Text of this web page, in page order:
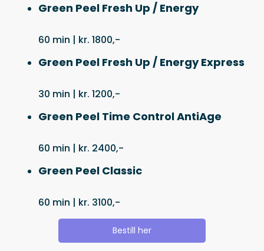
Green Peel Fresh Up / Energy
60 min | kr. 1800,-
Green Peel Fresh Up / Energy Express
30 min | kr. 1200,-
Green Peel Time Control AntiAge
60 min | kr. 2400,-
Green Peel Classic
60 min | kr. 3100,-
Bestill her